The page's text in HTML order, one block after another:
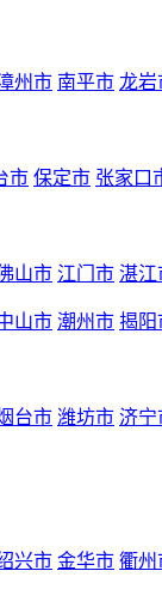
州市 南平市 龙岩
市 保定市 张家口
山市 江门市 湛江
山市 潮州市 揭阳
台市 潍坊市 济宁
兴市 金华市 衢州